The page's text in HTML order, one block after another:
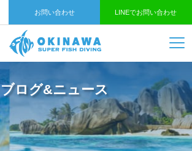
お問い合わせ LINEでお問い合わせ
ブログ&ニュース